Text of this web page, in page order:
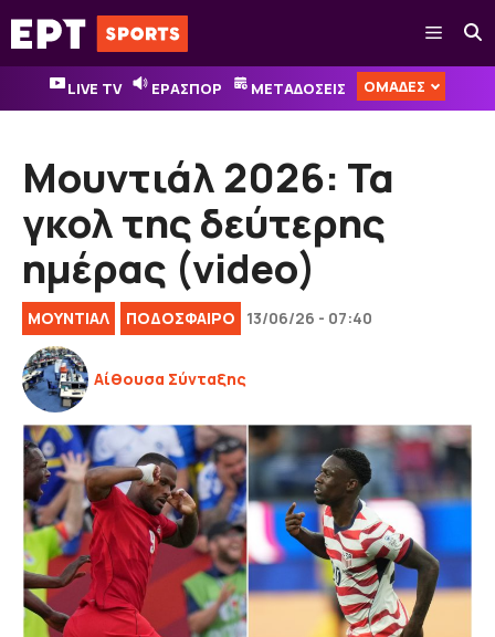
Μετάβαση
σε
περιεχόμενο
Μενού
LIVE TV ΕΡΑΣΠΟΡ ΜΕΤΑΔΟΣΕΙΣ ΟΜΑΔΕΣ
Μουντιάλ 2026: Τα
γκολ της δεύτερης
ημέρας (video)
ΜΟΥΝΤΙΑΛ ΠΟΔΟΣΦΑΙΡΟ 13/06/26 - 07:40
Αίθουσα Σύνταξης